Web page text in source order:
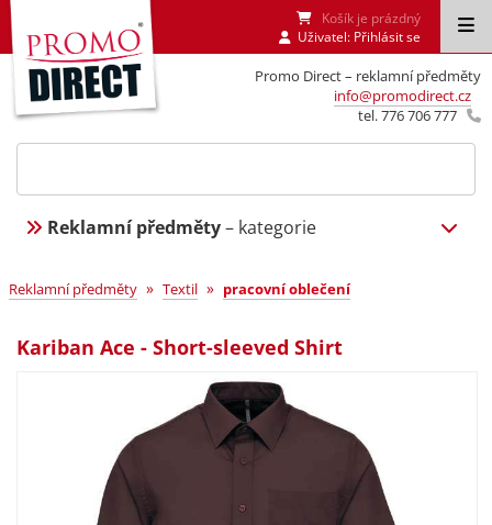
Promo Direct – reklamní předměty
info@promodirect.cz
tel. 776 706 777
Košík je prázdný
Uživatel: Přihlásit se
Reklamní předměty– kategorie
Reklamní předměty » Textil » pracovní oblečení
Kariban Ace - Short-sleeved Shirt